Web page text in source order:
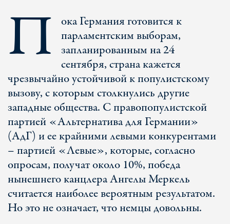
П ока Германия готовится к
парламентским выборам,
запланированным на 24
сентября, страна кажется
чрезвычайно устойчивой к популистскому
вызову, с которым столкнулись другие
западные общества. С правопопулистской
партией «Альтернатива для Германии»
(АдГ) и ее крайними левыми конкурентами
– партией «Левые», которые, согласно
опросам, получат около 10%, победа
нынешнего канцлера Ангелы Меркель
считается наиболее вероятным результатом.
Но это не означает, что немцы довольны.